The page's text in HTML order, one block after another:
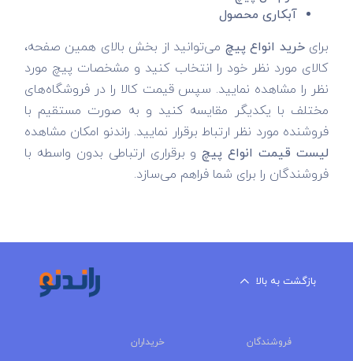
آبکاری محصول
برایخرید انواع پیچ می‌توانید از بخش بالای همین صفحه،
کالای مورد نظر خود را انتخاب کنید و مشخصات پیچ مورد
نظر را مشاهده نمایید. سپس قیمت کالا را در فروشگاه‌های
مختلف با یکدیگر مقایسه کنید و به صورت مستقیم با
فروشنده مورد نظر ارتباط برقرار نمایید. راندنو امکان مشاهده
لیست قیمت انواع پیچو برقراری ارتباطی بدون واسطه با
فروشندگان را برای شما فراهم می‌سازد.
بازگشت به بالا
فروشندگان خریداران